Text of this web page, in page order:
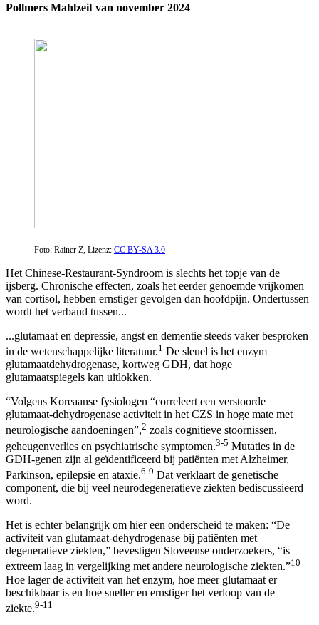
Pollmers Mahlzeit van november 2024
Foto: Rainer Z, Lizenz: CC BY-SA 3.0
Het Chinese-Restaurant-Syndroom is slechts het topje van de
ijsberg. Chronische effecten, zoals het eerder genoemde vrijkomen
van cortisol, hebben ernstiger gevolgen dan hoofdpijn. Ondertussen
wordt het verband tussen...
...glutamaat en depressie, angst en dementie steeds vaker besproken
in de wetenschappelijke literatuur.1 De sleuel is het enzym
glutamaatdehydrogenase, kortweg GDH, dat hoge
glutamaatspiegels kan uitlokken.
“Volgens Koreaanse fysiologen “correleert een verstoorde
glutamaat-dehydrogenase activiteit in het CZS in hoge mate met
neurologische aandoeningen”,2 zoals cognitieve stoornissen,
geheugenverlies en psychiatrische symptomen.3-5 Mutaties in de
GDH-genen zijn al geïdentificeerd bij patiënten met Alzheimer,
Parkinson, epilepsie en ataxie.6-9 Dat verklaart de genetische
component, die bij veel neurodegeneratieve ziekten bediscussieerd
word.
Het is echter belangrijk om hier een onderscheid te maken: “De
activiteit van glutamaat-dehydrogenase bij patiënten met
degeneratieve ziekten,” bevestigen Sloveense onderzoekers, “is
extreem laag in vergelijking met andere neurologische ziekten.”10
Hoe lager de activiteit van het enzym, hoe meer glutamaat er
beschikbaar is en hoe sneller en ernstiger het verloop van de
ziekte.9-11